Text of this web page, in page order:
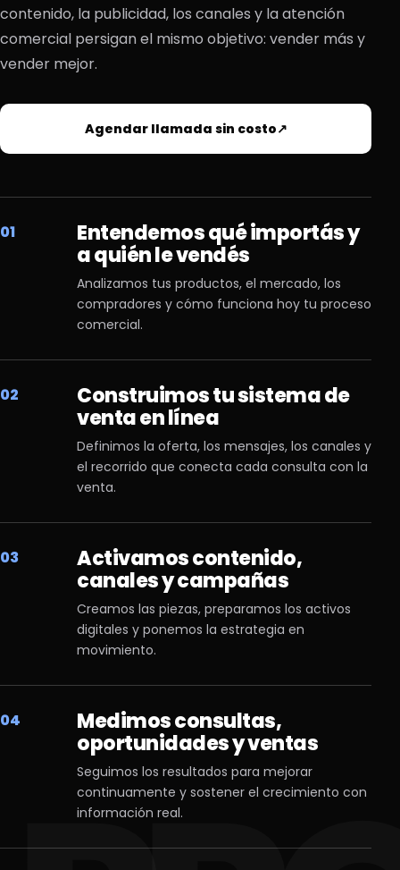
contenido, la publicidad, los canales y la atención
comercial persigan el mismo objetivo: vender más y
vender mejor.
Agendar llamada sin costo↗
01
Entendemos qué importás y
a quién le vendés
Analizamos tus productos, el mercado, los
compradores y cómo funciona hoy tu proceso
comercial.
02
Construimos tu sistema de
venta en línea
Definimos la oferta, los mensajes, los canales y
el recorrido que conecta cada consulta con la
venta.
03
Activamos contenido,
canales y campañas
Creamos las piezas, preparamos los activos
digitales y ponemos la estrategia en
movimiento.
04
Medimos consultas,
oportunidades y ventas
Seguimos los resultados para mejorar
continuamente y sostener el crecimiento con
información real.